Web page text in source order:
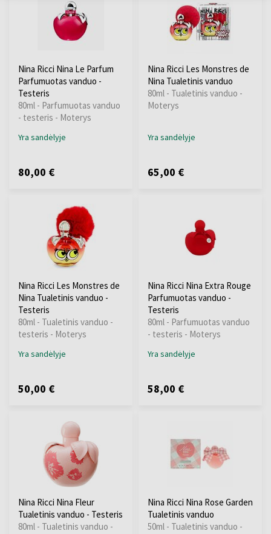
Nina Ricci Nina Le Parfum
Parfumuotas vanduo -
Testeris
80ml - Parfumuotas vanduo
- testeris - Moterys
Yra sandėlyje
80,00 €
Nina Ricci Les Monstres de
Nina Tualetinis vanduo
80ml - Tualetinis vanduo -
Moterys
Yra sandėlyje
65,00 €
Nina Ricci Les Monstres de
Nina Tualetinis vanduo -
Testeris
80ml - Tualetinis vanduo -
testeris - Moterys
Yra sandėlyje
50,00 €
Nina Ricci Nina Extra Rouge
Parfumuotas vanduo -
Testeris
80ml - Parfumuotas vanduo
- testeris - Moterys
Yra sandėlyje
58,00 €
Nina Ricci Nina Fleur
Tualetinis vanduo - Testeris
80ml - Tualetinis vanduo -
Nina Ricci Nina Rose Garden
Tualetinis vanduo
50ml - Tualetinis vanduo -